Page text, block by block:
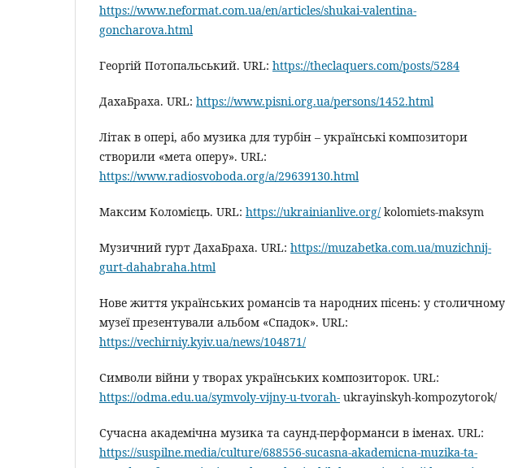
https://www.neformat.com.ua/en/articles/shukai-valentina-
goncharova.html
Георгій Потопальський. URL: https://theclaquers.com/posts/5284
ДахаБраха. URL: https://www.pisni.org.ua/persons/1452.html
Літак в опері, або музика для турбін – українські композитори
створили «мета оперу». URL:
https://www.radiosvoboda.org/a/29639130.html
Максим Коломієць. URL: https://ukrainianlive.org/ kolomiets-maksym
Музичний гурт ДахаБраха. URL: https://muzabetka.com.ua/muzichnij-
gurt-dahabraha.html
Нове життя українських романсів та народних пісень: у столичному
музеї презентували альбом «Спадок». URL:
https://vechirniy.kyiv.ua/news/104871/
Символи війни у творах українських композиторок. URL:
https://odma.edu.ua/symvoly-vijny-u-tvorah- ukrayinskyh-kompozytorok/
Сучасна академічна музика та саунд-перформанси в іменах. URL:
https://suspilne.media/culture/688556-sucasna-akademicna-muzika-ta-